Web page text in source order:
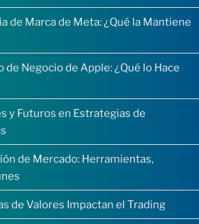
de Marca de Meta: ¿Qué la Mantiene
Negocio de Apple: ¿Qué lo Hace
y Futuros en Estrategias de
de Mercado: Herramientas,
de Valores Impactan el Trading